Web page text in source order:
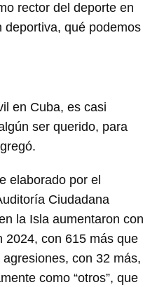
rector del deporte en
deportiva, qué podemos
en Cuba, es casi
ser querido, para
elaborado por el
Ciudadana
la Isla aumentaron con
2024, con 615 más que
con 32 más,
como “otros”, que